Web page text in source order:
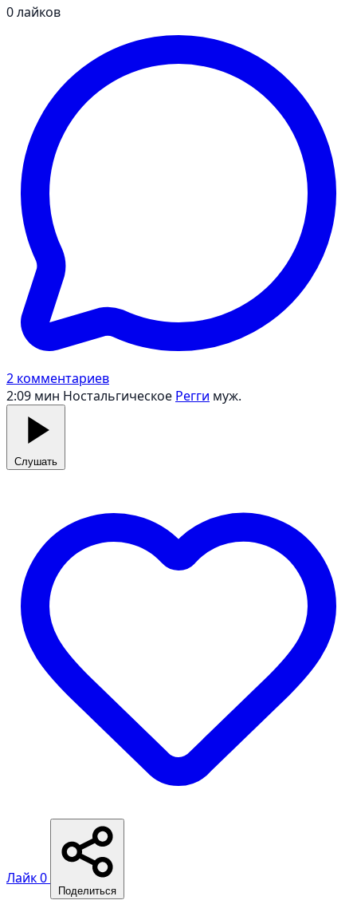
0лайков
2 комментариев
2:09 мин Ностальгическое Регги муж.
Слушать
Лайк0
Поделиться